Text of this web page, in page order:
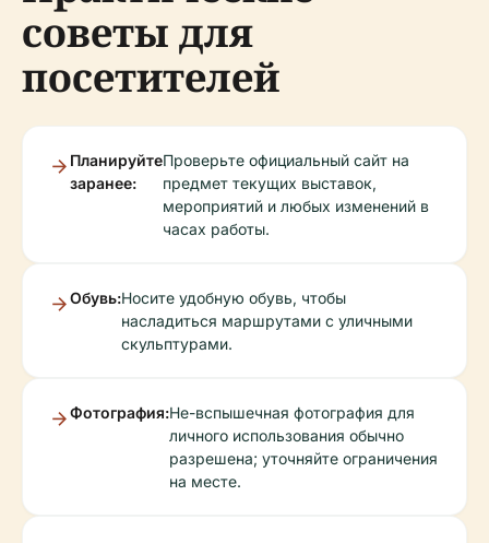
советы для
посетителей
Планируйте
заранее:
Проверьте официальный сайт на
предмет текущих выставок,
мероприятий и любых изменений в
часах работы.
Обувь:Носите удобную обувь, чтобы
насладиться маршрутами с уличными
скульптурами.
Фотография:Не-вспышечная фотография для
личного использования обычно
разрешена; уточняйте ограничения
на месте.